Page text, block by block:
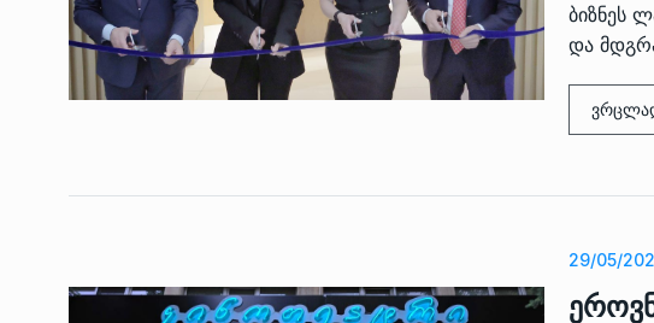
ბიზნეს
და
29/05/
თბილისის ზაქარია
სახელობის ოპერისა და
ბალეტის…
თბილისის ზაქარია
ᲙᲣᲚᲢᲣᲠᲐ 13/05/2022